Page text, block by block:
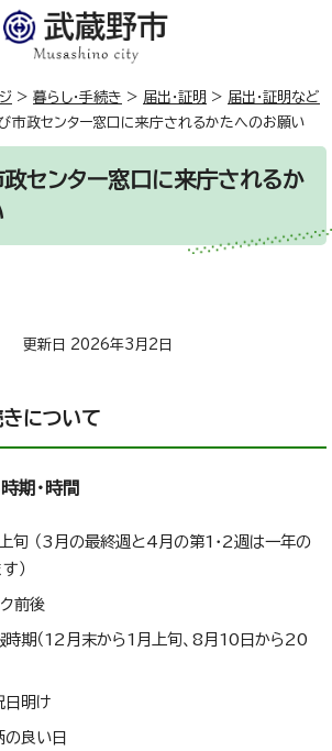
> 暮らし・手続き > 届出・証明 > 届出・証明など
市政センター窓口に来庁されるかたへのお願い
センター窓口に来庁されるか
更新日 2026年3月2日
について
期・時間
旬 （3月の最終週と4月の第1・2週は一年の
）
前後
時期（12月末から1月上旬、8月10日から20
日明け
良い日